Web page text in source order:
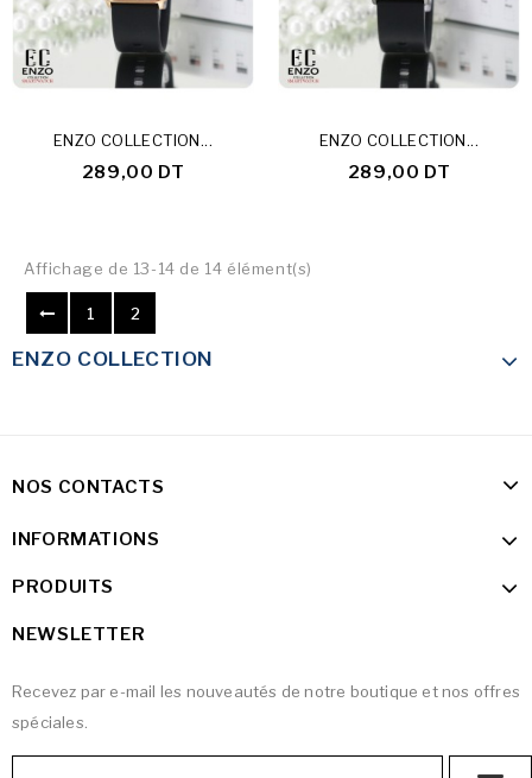
ENZO COLLECTION...
289,00 DT
ENZO COLLECTION...
289,00 DT
Affichage de 13-14 de 14 élément(s)
1 2
ENZO COLLECTION
NOS CONTACTS
INFORMATIONS
PRODUITS
NEWSLETTER
Recevez par e-mail les nouveautés de notre boutique et nos offres
spéciales.